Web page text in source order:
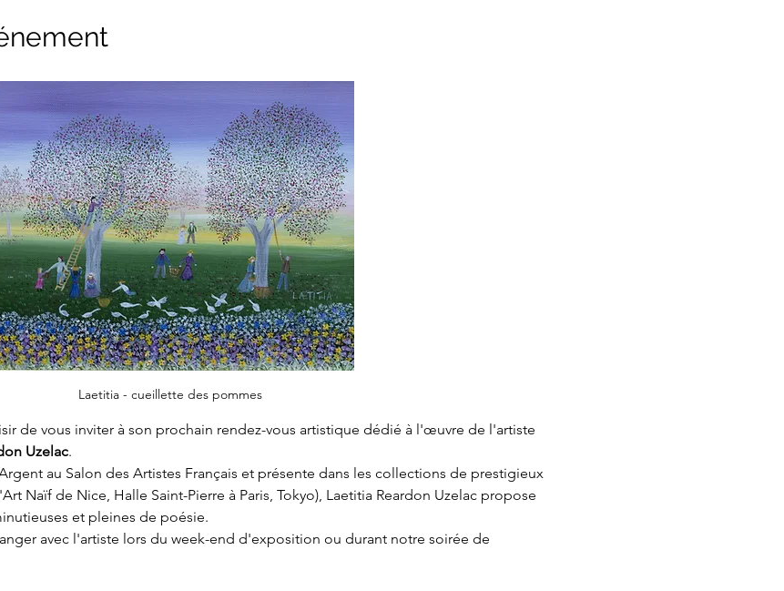
Laetitia - cueillette des pommes
de vous inviter à son prochain rendez-vous artistique dédié à l'œuvre de l'artiste
Uzelac.
au Salon des Artistes Français et présente dans les collections de prestigieux
Naïf de Nice, Halle Saint-Pierre à Paris, Tokyo), Laetitia Reardon Uzelac propose
et pleines de poésie.
avec l'artiste lors du week-end d'exposition ou durant notre soirée de